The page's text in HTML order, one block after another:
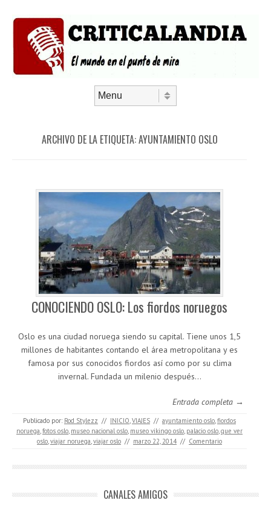
ARCHIVO DE LA ETIQUETA:AYUNTAMIENTO OSLO
CONOCIENDO OSLO: Los fiordos noruegos
Oslo es una ciudad noruega siendo su capital. Tiene unos 1,5
millones de habitantes contando el área metropolitana y es
famosa por sus conocidos fiordos así como por su clima
invernal. Fundada un milenio después…
Entrada completa →
Publicado por: Rod Stylezz // INICIO,VIAJES // ayuntamiento oslo,fiordos
noruega,fotos oslo, museo nacional oslo, museo vikingo oslo, palacio oslo,que ver
oslo,viajar noruega,viajar oslo // marzo 22, 2014 // Comentario
CANALES AMIGOS